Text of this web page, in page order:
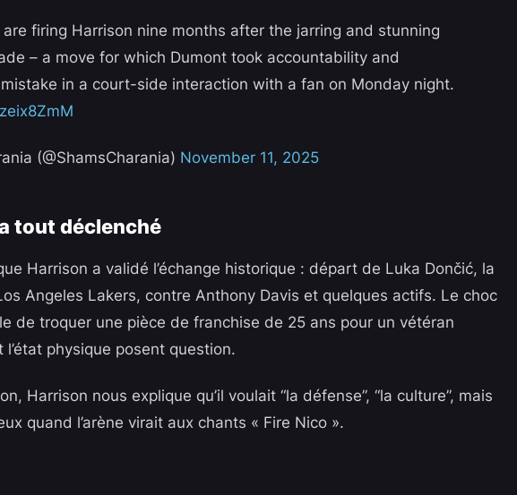
firing Harrison nine months after the jarring and stunning
– a move for which Dumont took accountability and
in a court-side interaction with a fan on Monday night.
(@ShamsCharania) November 11, 2025
tout déclenché
Harrison a validé l’échange historique : départ de Luka Dončić, la
Angeles Lakers, contre Anthony Davis et quelques actifs. Le choc
de troquer une pièce de franchise de 25 ans pour un vétéran
l’état physique posent question.
Harrison nous explique qu’il voulait “la défense”, “la culture”, mais
quand l’arène virait aux chants « Fire Nico ».